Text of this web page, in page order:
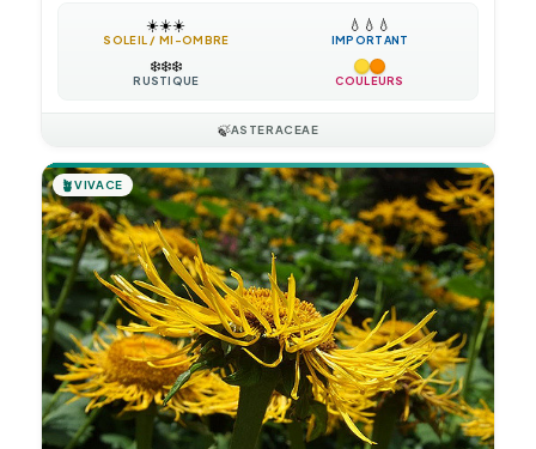
☀️☀️☀️
SOLEIL / MI-OMBRE
💧 💧 💧
IMPORTANT
❄️❄️❄️
RUSTIQUE COULEURS
🍃ASTERACEAE
🪴VIVACE